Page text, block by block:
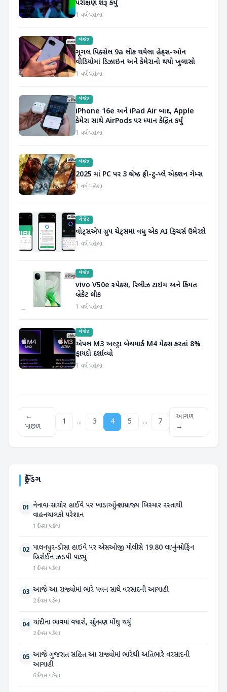
પરીક્ષણ શરૂ કર્યું
1 વર્ષ પહેલા
ગેજેટ
ગૂગલ પિક્સેલ 9a લીક થયેલા હેન્ડ્સ-ઓન
વીડિયોમાં ડિઝાઇન અને કેમેરાનો થયો ખુલાસો
1 વર્ષ પહેલા
ગેજેટ
iPhone 16e અને iPad Air બાદ, Apple
કેમેરા સાથે AirPods પર ધ્યાન કેન્દ્રિત કર્યું
1 વર્ષ પહેલા
ગેજેટ
2025 માં PC પર 3 શ્રેષ્ઠ ફ્રી-ટુ-પ્લે એક્શન ગેમ્સ
1 વર્ષ પહેલા
ગેજેટ
વોટ્સએપ ગ્રુપ ચેટ્સમાં વધુ એક AI ફિચર્સ ઉમેરશે
1 વર્ષ પહેલા
ગેજેટ
vivo V50e સ્પેક્સ, રિલીઝ ટાઇમ અને કિંમત
બ્રેકેટ લીક
1 વર્ષ પહેલા
ગેજેટ
એપલ M3 અલ્ટ્રા બેન્ચમાર્ક M4 મેક્સ કરતાં 8%
ફાયદો દર્શાવ્યો
1 વર્ષ પહેલા
←
પાછળ
1 ... 3 4 5 ... 7
આગળ
→
ટ્રેન્ડિંગ
01 નેનાવા-સાંચોર હાઈવે પર ખાડાઓનું સામ્રાજ્ય બિસ્માર રસ્તાથી
વાહનચાલકો પરેશાન
1 દિવસ પહેલા
02 પાલનપુર-ડીસા હાઇવે પર એસઓજી પોલીસે 19.80 લાખનું મોર્ફિન
હિરોઈન ઝડપી પાડ્યું
1 દિવસ પહેલા
03 આજે આ રાજ્યોમાં ભારે પવન સાથે વરસાદની આગાહી
2 દિવસ પહેલા
04 ચાંદીના ભાવમાં વધારો, સોનું પણ મોંઘુ થયું
2 દિવસ પહેલા
05 આજે ગુજરાત સહિત આ રાજ્યોમાં ભારેથી અતિભારે વરસાદની
આગાહી
6 દિવસ પહેલા